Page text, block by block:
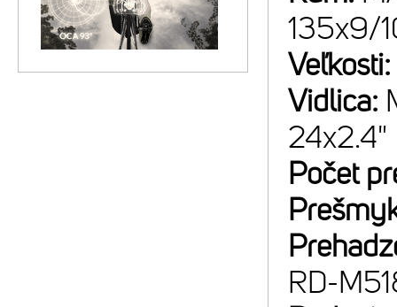
135x9/
Veľkosti:
Vidlica:
24x2.4"
Počet
RD-